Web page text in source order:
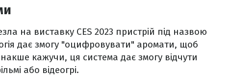
на виставку CES 2023 пристрій під назвою
дає змогу "оцифровувати" аромати, щоб
кажучи, ця система дає змогу відчути
або відеогрі.